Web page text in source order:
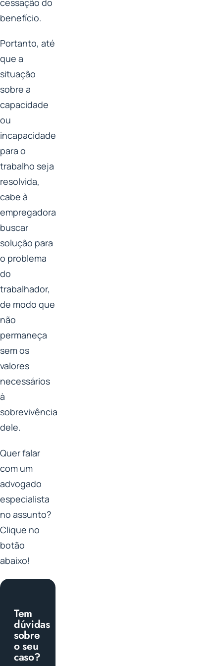
benefício.
Portanto, até
que a
situação
sobre a
capacidade
ou
incapacidade
para o
trabalho seja
resolvida,
cabe à
empregadora
buscar
solução para
o problema
do
trabalhador,
de modo que
não
permaneça
sem os
valores
necessários
à
sobrevivência
dele.
Quer falar
com um
advogado
especialista
no assunto?
Clique no
botão
abaixo!
Tem
dúvidas
sobre
o seu
caso?